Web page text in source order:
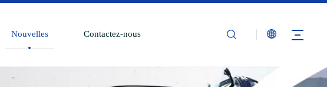
Nouvelles Contactez-nous